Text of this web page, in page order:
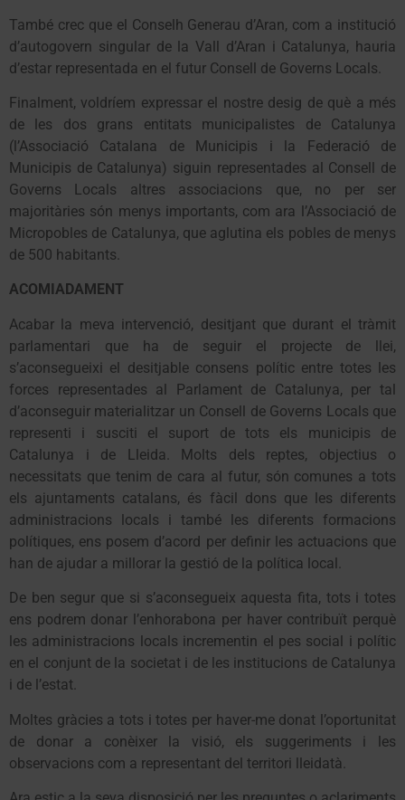
També crec que el Conselh Generau d’Aran, com a institució
d’autogovern singular de la Vall d’Aran i Catalunya, hauria
d’estar representada en el futur Consell de Governs Locals.
Finalment, voldríem expressar el nostre desig de què a més
de les dos grans entitats municipalistes de Catalunya
(l’Associació Catalana de Municipis i la Federació de
Municipis de Catalunya) siguin representades al Consell de
Governs Locals altres associacions que, no per ser
majoritàries són menys importants, com ara l’Associació de
Micropobles de Catalunya, que aglutina els pobles de menys
de 500 habitants.
ACOMIADAMENT
Acabar la meva intervenció, desitjant que durant el tràmit
parlamentari que ha de seguir el projecte de llei,
s’aconsegueixi el desitjable consens polític entre totes les
forces representades al Parlament de Catalunya, per tal
d’aconseguir materialitzar un Consell de Governs Locals que
representi i susciti el suport de tots els municipis de
Catalunya i de Lleida. Molts dels reptes, objectius o
necessitats que tenim de cara al futur, són comunes a tots
els ajuntaments catalans, és fàcil dons que les diferents
administracions locals i també les diferents formacions
polítiques, ens posem d’acord per definir les actuacions que
han de ajudar a millorar la gestió de la política local.
De ben segur que si s’aconsegueix aquesta fita, tots i totes
ens podrem donar l’enhorabona per haver contribuït perquè
les administracions locals incrementin el pes social i polític
en el conjunt de la societat i de les institucions de Catalunya
i de l’estat.
Moltes gràcies a tots i totes per haver-me donat l’oportunitat
de donar a conèixer la visió, els suggeriments i les
observacions com a representant del territori lleidatà.